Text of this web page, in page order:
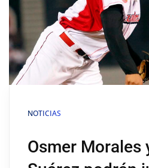
NOTICIAS
Osmer Morales